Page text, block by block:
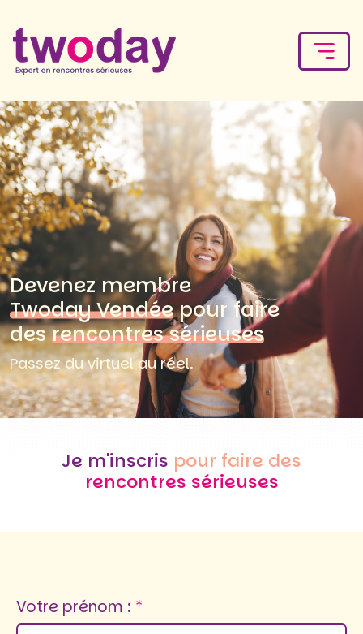
Devenez membre
Twoday Vendéepour faire
desrencontres sérieuses
Passez du virtuel au réel.
Je m'inscris pour faire des
rencontres sérieuses
Votre prénom :